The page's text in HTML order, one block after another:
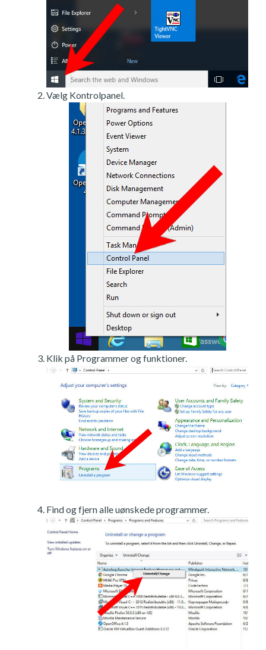
Vælg Kontrolpanel.
Klik på Programmer og funktioner.
Find og fjern alle uønskede programmer.